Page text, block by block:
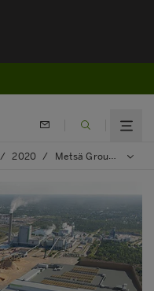
/ 2020 / Metsä Groupin suomalaiset investointihankkeet etenevät - Raumalle rakennetaan maailman modernein saha